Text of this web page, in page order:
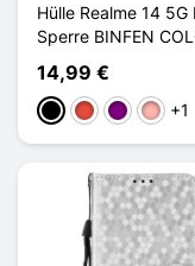
Hülle Realme 14 5G
Sperre BINFEN
14,99 €
Schwarz
Rot Violett +1